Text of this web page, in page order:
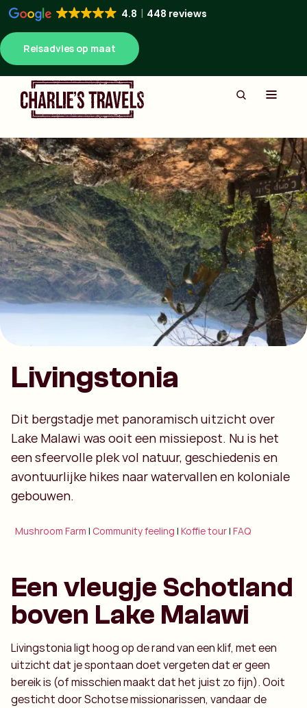
4.8 448 reviews
Reisadvies op maat
Livingstonia
Dit bergstadje met panoramisch uitzicht over
Lake Malawi was ooit een missiepost. Nu is het
een sfeervolle plek vol natuur, geschiedenis en
avontuurlijke hikes naar watervallen en koloniale
gebouwen.
Mushroom Farm | Community feeling |Koffie tour|FAQ
Een vleugje Schotland
boven Lake Malawi
Livingstonia ligt hoog op de rand van een klif, met een
uitzicht dat je spontaan doet vergeten dat er geen
bereik is (of misschien maakt dat het juist zo fijn). Ooit
gesticht door Schotse missionarissen, vandaar de